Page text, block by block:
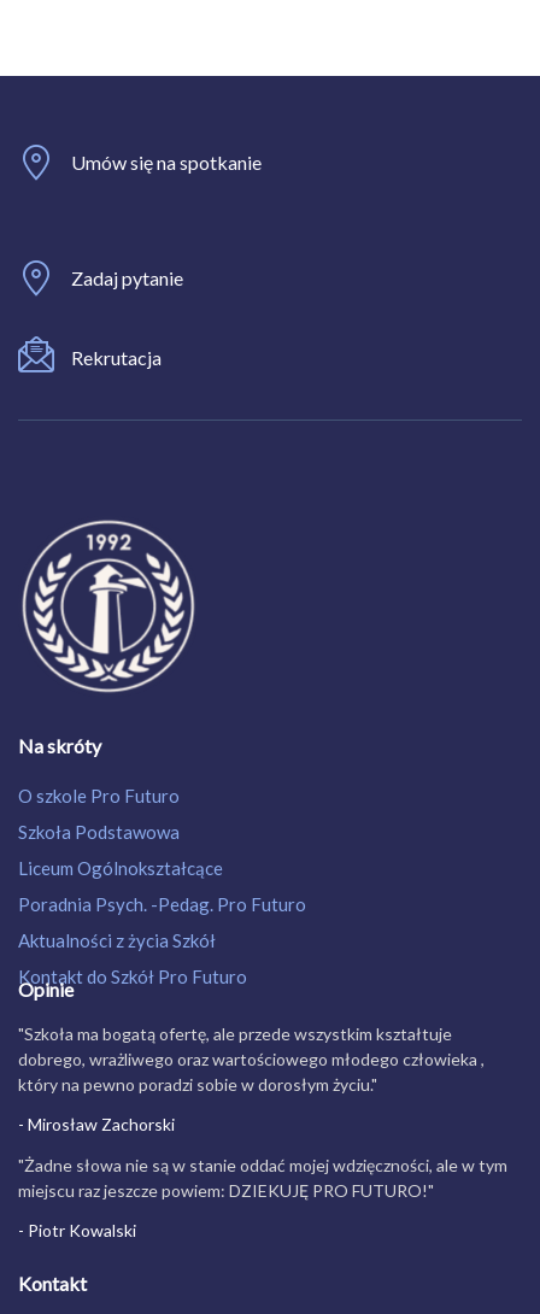
Umów się na spotkanie
Zadaj pytanie
Rekrutacja
Na skróty
O szkole Pro Futuro
Szkoła Podstawowa
Liceum Ogólnokształcące
Poradnia Psych. -Pedag. Pro Futuro
Aktualności z życia Szkół
Kontakt do Szkół Pro Futuro
Opinie
"Szkoła ma bogatą ofertę, ale przede wszystkim kształtuje
dobrego, wrażliwego oraz wartościowego młodego człowieka ,
który na pewno poradzi sobie w dorosłym życiu."
- Mirosław Zachorski
"Żadne słowa nie są w stanie oddać mojej wdzięczności, ale w tym
miejscu raz jeszcze powiem: DZIEKUJĘ PRO FUTURO!"
- Piotr Kowalski
Kontakt